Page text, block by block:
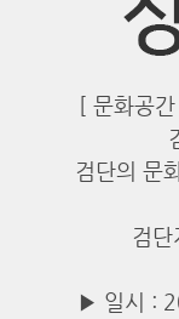
[ 문화공
검단의 문
검
▶ 일시 :